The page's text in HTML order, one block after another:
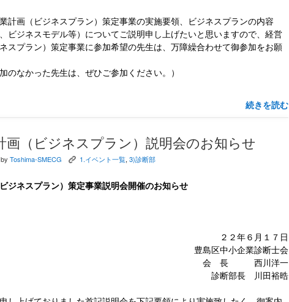
計画（ビジネスプラン）策定事業の実施要領、ビジネスプランの内容
、ビジネスモデル等）についてご説明申し上げたいと思いますので、経営
スプラン）策定事業に参加希望の先生は、万障繰合わせて御参加をお願
のなかった先生は、ぜひご参加ください。）
続きを読む
画（ビジネスプラン）説明会のお知らせ
Toshima-SMECG K 1.イベント一覧, 3)診断部
ジネスプラン）策定事業説明会開催のお知らせ
２２年６月１７日
豊島区中小企業診断士会
会 長 西川洋一
診断部長 川田裕晧